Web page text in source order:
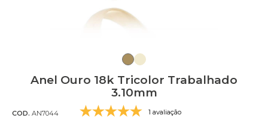
Anel Ouro 18k Tricolor Trabalhado
3.10mm
COD. AN7044 1 avaliação